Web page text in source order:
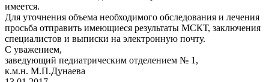
имеется.
Для уточнения объема необходимого обследования и лечения
просьба отправить имеющиеся результаты МСКТ, заключения
специалистов и выписки на электронную почту.
С уважением,
заведующий педиатрическим отделением № 1,
к.м.н. М.П.Дунаева